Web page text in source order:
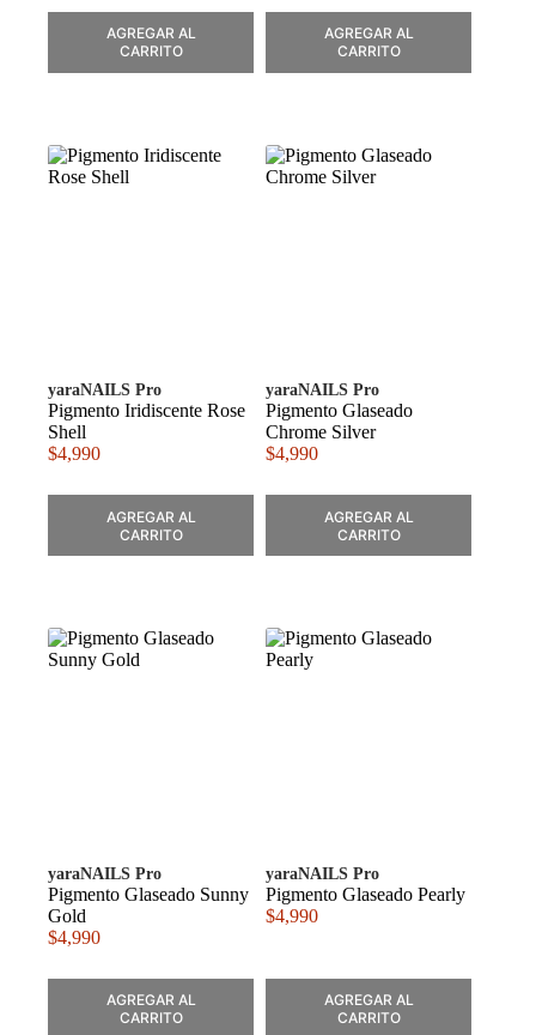
AGREGAR AL
CARRITO
AGREGAR AL
CARRITO
yaraNAILS Pro
Pigmento Iridiscente Rose
Shell
$4,990
AGREGAR AL
CARRITO
yaraNAILS Pro
Pigmento Glaseado
Chrome Silver
$4,990
AGREGAR AL
CARRITO
yaraNAILS Pro
Pigmento Glaseado Sunny
Gold
$4,990
AGREGAR AL
CARRITO
yaraNAILS Pro
Pigmento Glaseado Pearly
$4,990
AGREGAR AL
CARRITO